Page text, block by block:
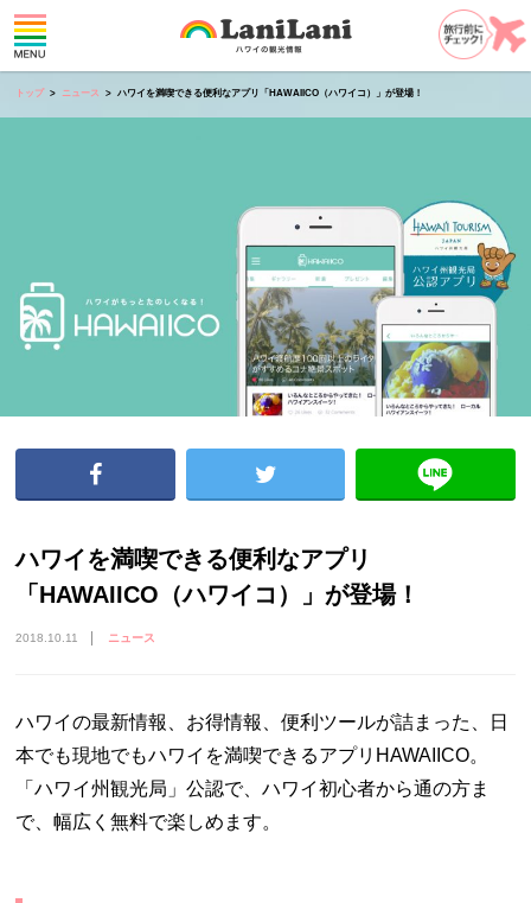
トップ ニュース ハワイを満喫できる便利なアプリ「HAWAIICO（ハワイコ）」が登場！
ハワイを満喫できる便利なアプリ
「HAWAIICO（ハワイコ）」が登場！
2018.10.11 ニュース
ハワイの最新情報、お得情報、便利ツールが詰まった、日
本でも現地でもハワイを満喫できるアプリHAWAIICO。
「ハワイ州観光局」公認で、ハワイ初心者から通の方ま
で、幅広く無料で楽しめます。